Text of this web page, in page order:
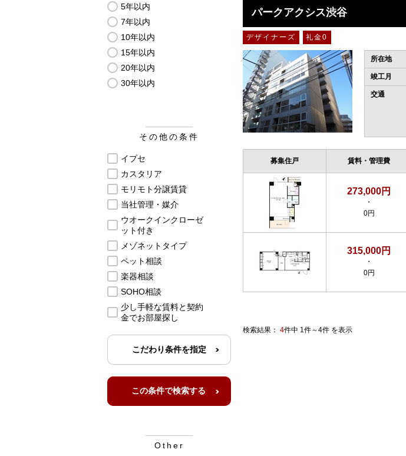
パークアクシス渋谷
デザイナーズ 礼金0
所在地
竣工月
交通
募集住戸 賃料・管理費
273,000円
・
0円
315,000円
・
0円
検索結果： 4件中 1件～4件 を表示
5年以内
7年以内
10年以内
15年以内
20年以内
30年以内
その他の条件
イプセ
カスタリア
モリモト分譲賃貸
当社管理・媒介
ウオークインクローゼ
ット付き
メゾネットタイプ
ペット相談
楽器相談
SOHO相談
少し手軽な賃料と契約
金でお部屋探し
こだわり条件を指定
Other